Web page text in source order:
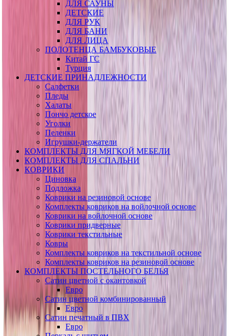
ДЛЯ САУНЫ
ДЕТСКИЕ
ДЛЯ РУК
ДЛЯ БАНИ
ДЛЯ ЛИЦА
ПОЛОТЕНЦА БАМБУКОВЫЕ
Китай ГС
Турция
ДЕТСКИЕ ПРИНАДЛЕЖНОСТИ
Салфетки
Пледы
Халаты
Пончо детское
Уголки
Пеленки
Игрушки-держатели
КОМПЛЕКТЫ ДЛЯ МЯГКОЙ МЕБЕЛИ
КОМПЛЕКТЫ ДЛЯ СПАЛЬНИ
КОВРИКИ
Циновка
Подложка
Коврики на резиновой основе
Комплекты ковриков на войлочной основе
Коврики на войлочной основе
Коврики придверные
Коврики текстильные
Ковры
Комплекты ковриков на текстильной основе
Комплекты ковриков на резиновой основе
КОМПЛЕКТЫ ПОСТЕЛЬНОГО БЕЛЬЯ
Сатин цветной с окантовкой
Евро
Сатин цветной комбинированный
Евро
Сатин печатный в ПВХ
Евро